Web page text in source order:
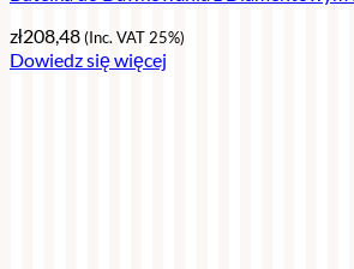
zł208,48(Inc. VAT 25%)
Dowiedz się więcej